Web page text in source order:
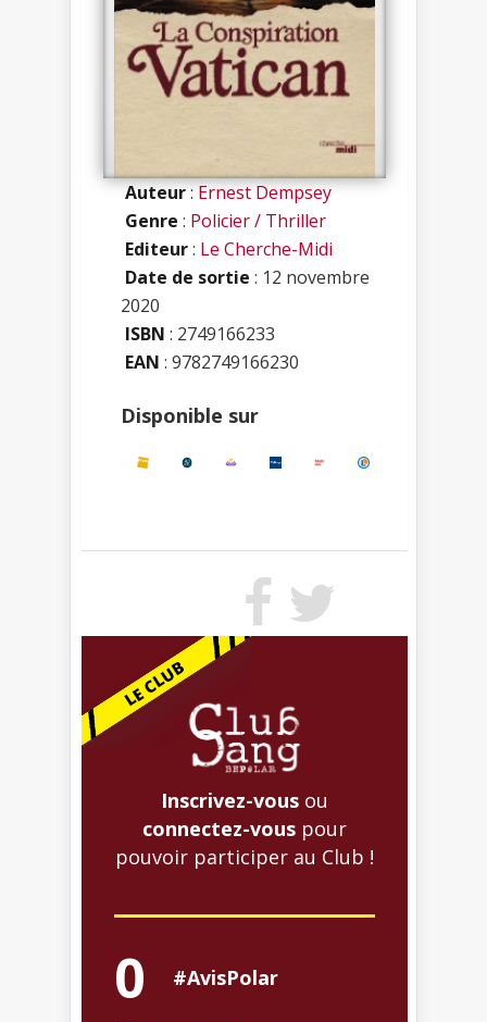
Auteur:Ernest Dempsey
Genre : Policier / Thriller
Editeur: Le Cherche-Midi
Date de sortie : 12 novembre
2020
ISBN : 2749166233
EAN : 9782749166230
Disponible sur
Inscrivez-vous ou
connectez-vous pour
pouvoir participer au Club !
0 #AvisPolar